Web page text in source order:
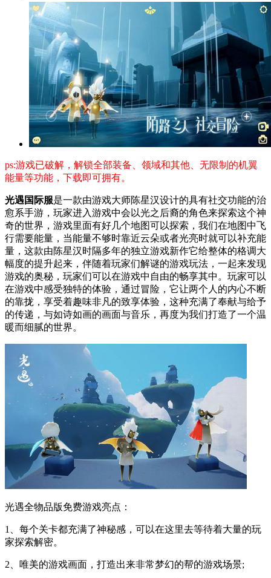
ps:游戏已破解，解锁全部装备、领域和其他、无限制的机翼
能量等功能，下载即可拥有。
光遇国际服是一款由游戏大师陈星汉设计的具有社交功能的治
愈系手游，玩家进入游戏中会以光之后裔的角色来探索这个神
奇的世界，游戏里面有好几个地图可以探索，我们在地图中飞
行需要能量，当能量不够时靠近云朵或者光亮时就可以补充能
量，这款由陈星汉时隔多年的独立游戏新作它给整体的格调大
幅度的提升起来，伴随着玩家们解谜的游戏玩法，一起来发现
游戏的奥秘，玩家们可以在游戏中自由的畅享其中。玩家可以
在游戏中感受独特的体验，通过冒险，它让两个人的内心不断
的靠拢，享受着趣味非凡的致享体验，这种充满了奉献与给予
的传递，与如诗如画的画面与音乐，再度为我们打造了一个温
暖而细腻的世界。
光遇全物品版免费游戏亮点：
1、每个关卡都充满了神秘感，可以在这里去等待着大量的玩
家探索解密。
2、唯美的游戏画面，打造出来非常梦幻的帮的游戏场景;